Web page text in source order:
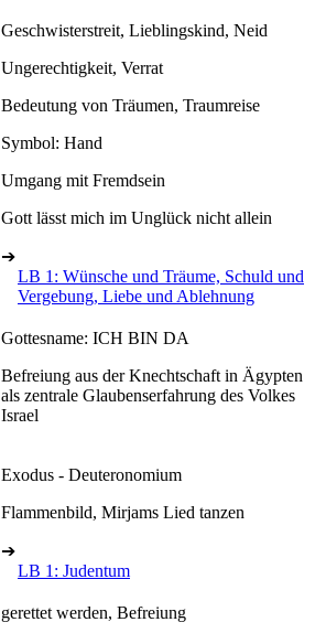
Geschwisterstreit, Lieblingskind, Neid
Ungerechtigkeit, Verrat
Bedeutung von Träumen, Traumreise
Symbol: Hand
Umgang mit Fremdsein
Gott lässt mich im Unglück nicht allein
➔
LB 1: Wünsche und Träume, Schuld und
Vergebung, Liebe und Ablehnung
Gottesname: ICH BIN DA
Befreiung aus der Knechtschaft in Ägypten
als zentrale Glaubenserfahrung des Volkes
Israel
Exodus - Deuteronomium
Flammenbild, Mirjams Lied tanzen
➔
LB 1: Judentum
gerettet werden, Befreiung